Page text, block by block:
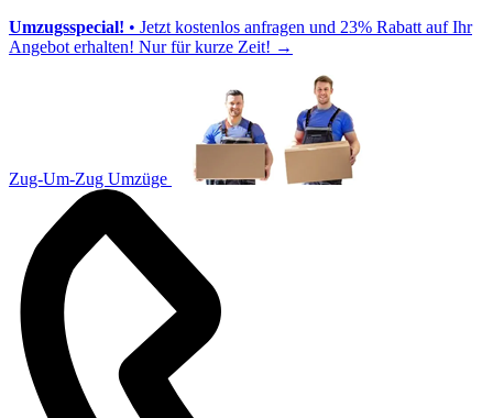
Umzugsspecial! • Jetzt kostenlos anfragen und 23% Rabatt auf Ihr
Angebot erhalten! Nur für kurze Zeit! →
Zug-Um-Zug Umzüge